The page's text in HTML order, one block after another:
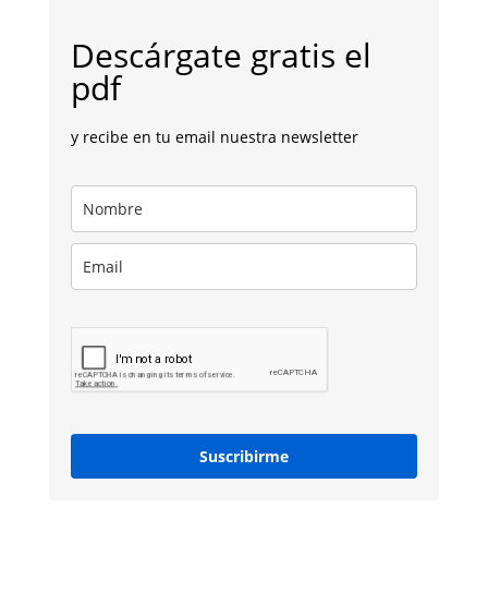
Descárgate gratis el
pdf
y recibe en tu email nuestra newsletter
Suscribirme